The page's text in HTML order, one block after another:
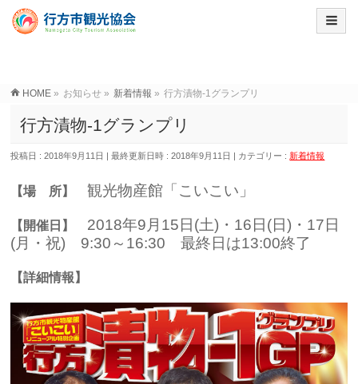
HOME » お知らせ » 新着情報 » 行方漬物-1グランプリ
行方漬物-1グランプリ
投稿日 : 2018年9月11日 最終更新日時 : 2018年9月11日 カテゴリー : 新着情報
【場 所】 観光物産館「こいこい」
【開催日】
2018年9月15日(土)・16日(日)・17日
(月・祝) 9:30～16:30 最終日は13:00終了
【詳細情報】